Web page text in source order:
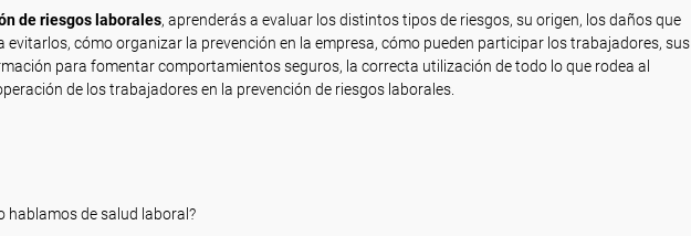
de riesgos laborales, aprenderás a evaluar los distintos tipos de riesgos, su origen, los daños que
evitarlos, cómo organizar la prevención en la empresa, cómo pueden participar los trabajadores, sus
para fomentar comportamientos seguros, la correcta utilización de todo lo que rodea al
de los trabajadores en la prevención de riesgos laborales.
hablamos de salud laboral?